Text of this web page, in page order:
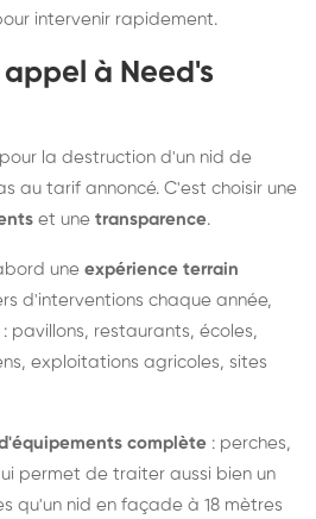
intervenir rapidement.
à Need's
la destruction d'un nid de
au tarif annoncé. C'est choisir une
et une transparence.
une expérience terrain
d'interventions chaque année,
pavillons, restaurants, écoles,
exploitations agricoles, sites
complète : perches,
permet de traiter aussi bien un
qu'un nid en façade à 18 mètres